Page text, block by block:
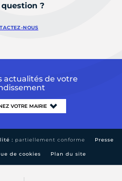
question ?
NOUS
actualités de votre
: partiellement conforme Presse
de cookies Plan du site